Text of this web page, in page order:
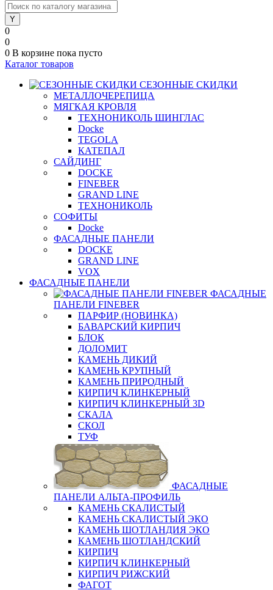
0
0
0 В корзине пока пусто
Каталог товаров
СЕЗОННЫЕ СКИДКИ
МЕТАЛЛОЧЕРЕПИЦА
МЯГКАЯ КРОВЛЯ
ТЕХНОНИКОЛЬ ШИНГЛАС
Docke
TEGOLA
КАТЕПАЛ
САЙДИНГ
DOCKE
FINEBER
GRAND LINE
ТЕХНОНИКОЛЬ
СОФИТЫ
Docke
ФАСАДНЫЕ ПАНЕЛИ
DOCKE
GRAND LINE
VOX
ФАСАДНЫЕ ПАНЕЛИ
ФАСАДНЫЕ
ПАНЕЛИ FINEBER
ПАРФИР (НОВИНКА)
БАВАРСКИЙ КИРПИЧ
БЛОК
ДОЛОМИТ
КАМЕНЬ ДИКИЙ
КАМЕНЬ КРУПНЫЙ
КАМЕНЬ ПРИРОДНЫЙ
КИРПИЧ КЛИНКЕРНЫЙ
КИРПИЧ КЛИНКЕРНЫЙ 3D
СКАЛА
СКОЛ
ТУФ
ФАСАДНЫЕ
ПАНЕЛИ АЛЬТА-ПРОФИЛЬ
КАМЕНЬ СКАЛИСТЫЙ
КАМЕНЬ СКАЛИСТЫЙ ЭКО
КАМЕНЬ ШОТЛАНДИЯ ЭКО
КАМЕНЬ ШОТЛАНДСКИЙ
КИРПИЧ
КИРПИЧ КЛИНКЕРНЫЙ
КИРПИЧ РИЖСКИЙ
ФАГОТ